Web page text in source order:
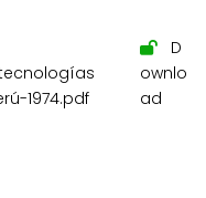
1974.pdf
D
ownlo
ad